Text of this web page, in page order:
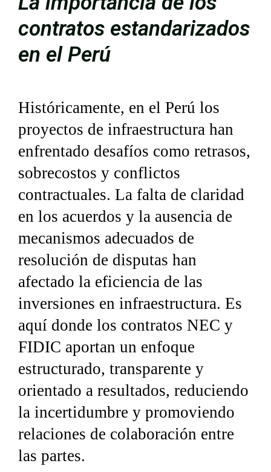
contratos estandarizados
en el Perú
Históricamente, en el Perú los
proyectos de infraestructura han
enfrentado desafíos como retrasos,
sobrecostos y conflictos
contractuales. La falta de claridad
en los acuerdos y la ausencia de
mecanismos adecuados de
resolución de disputas han
afectado la eficiencia de las
inversiones en infraestructura. Es
aquí donde los contratos NEC y
FIDIC aportan un enfoque
estructurado, transparente y
orientado a resultados, reduciendo
la incertidumbre y promoviendo
relaciones de colaboración entre
las partes.